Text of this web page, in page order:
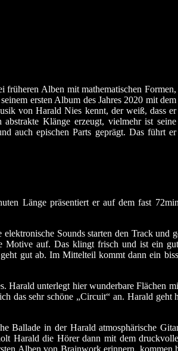
früheren Alben mit mathematischen Formen,
ersten Album des Jahres 2020 mit dem
von Harald Nies kennt, der weiß, dass er
Klänge erzeugt, vielmehr ist seine
auch epischen Parts geprägt. Das führt er
Länge präsentiert er auf dem fast
Sounds starten den Track und
Motive auf. Das klingt frisch und ist ein
gut ab. Im Mittelteil kommt dann ein
Harald unterlegt hier wunderbare Flächen
das sehr schöne „Circuit“ an. Harald
Ballade in der Harald atmosphärische
Harald die Hörer dann mit dem
Alben von Brainwork erinnern, kommen